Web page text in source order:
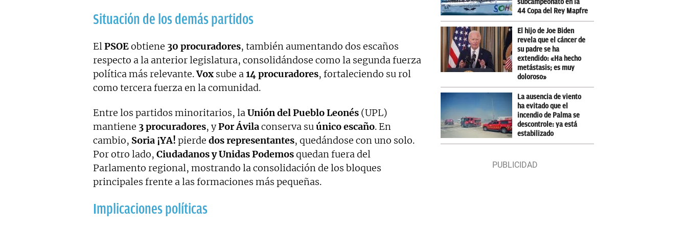
Situación de los demás partidos
ElPSOEobtiene 30 procuradores, también aumentando dos escaños
respecto a la anterior legislatura, consolidándose como la segunda fuerza
política más relevante.Vox sube a14 procuradores, fortaleciendo su rol
como tercera fuerza en la comunidad.
Entre los partidos minoritarios, laUnión del Pueblo Leonés (UPL)
mantiene 3 procuradores, yPor Ávilaconserva suúnico escaño. En
cambio, Soria ¡YA! pierde dos representantes, quedándose con uno solo.
Por otro lado, Ciudadanos y Unidas Podemosquedan fuera del
Parlamento regional, mostrando la consolidación de los bloques
principales frente a las formaciones más pequeñas.
Implicaciones políticas
subcampeonato en la
44 Copa del Rey Mapfre
El hijo de Joe Biden
revela que el cáncer de
su padre se ha
extendido: «Ha hecho
metástasis; es muy
doloroso»
La ausencia de viento
ha evitado que el
incendio de Palma se
descontrole: ya está
estabilizado